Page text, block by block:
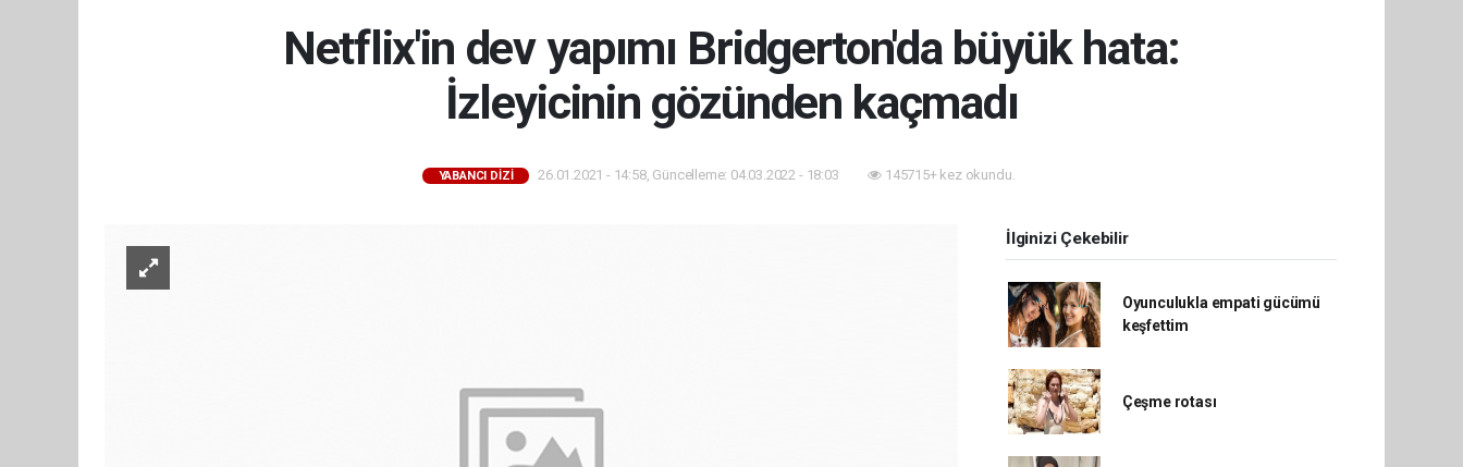
Netflix'in dev yapımı Bridgerton'da büyük hata:
İzleyicinin gözünden kaçmadı
YABANCI DİZİ 26.01.2021 - 14:58, Güncelleme: 04.03.2022 - 18:03 145715+ kez okundu.
İlginizi Çekebilir
Oyunculukla empati gücümü
keşfettim
Çeşme rotası